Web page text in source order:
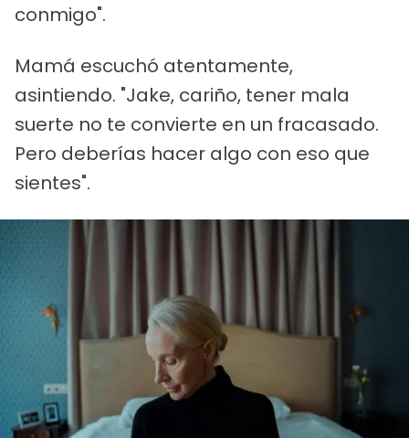
conmigo".
Mamá escuchó atentamente,
asintiendo. "Jake, cariño, tener mala
suerte no te convierte en un fracasado.
Pero deberías hacer algo con eso que
sientes".